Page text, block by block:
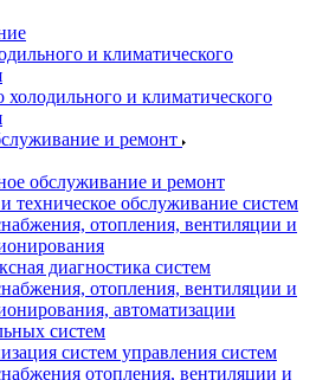
и климатического
холодильного и климатического
и ремонт
обслуживание и ремонт
техническое обслуживание систем
отопления, вентиляции и
диагностика систем
отопления, вентиляции и
автоматизации
систем
систем управления систем
отопления, вентиляции и